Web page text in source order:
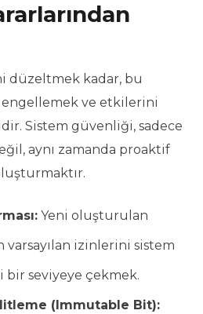
düzeltmek kadar, bu
engellemek ve etkilerini
Sistem güvenliği, sadece
aynı zamanda proaktif
Yeni oluşturulan
varsayılan izinlerini sistem
seviyeye çekmek.
(Immutable Bit):